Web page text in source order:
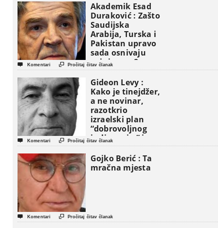
Akademik Esad
Duraković : Zašto
Saudijska
Arabija, Turska i
Pakistan upravo
sada osnivaju
vojni savez?
 Komentari  Pročitaj čitav članak
Gideon Levy :
Kako je tinejdžer,
a ne novinar,
razotkrio
izraelski plan
“dobrovoljnog
iseljavanja ” iz
Gaze
 Komentari  Pročitaj čitav članak
Gojko Berić : Ta
mračna mjesta
 Komentari  Pročitaj čitav članak